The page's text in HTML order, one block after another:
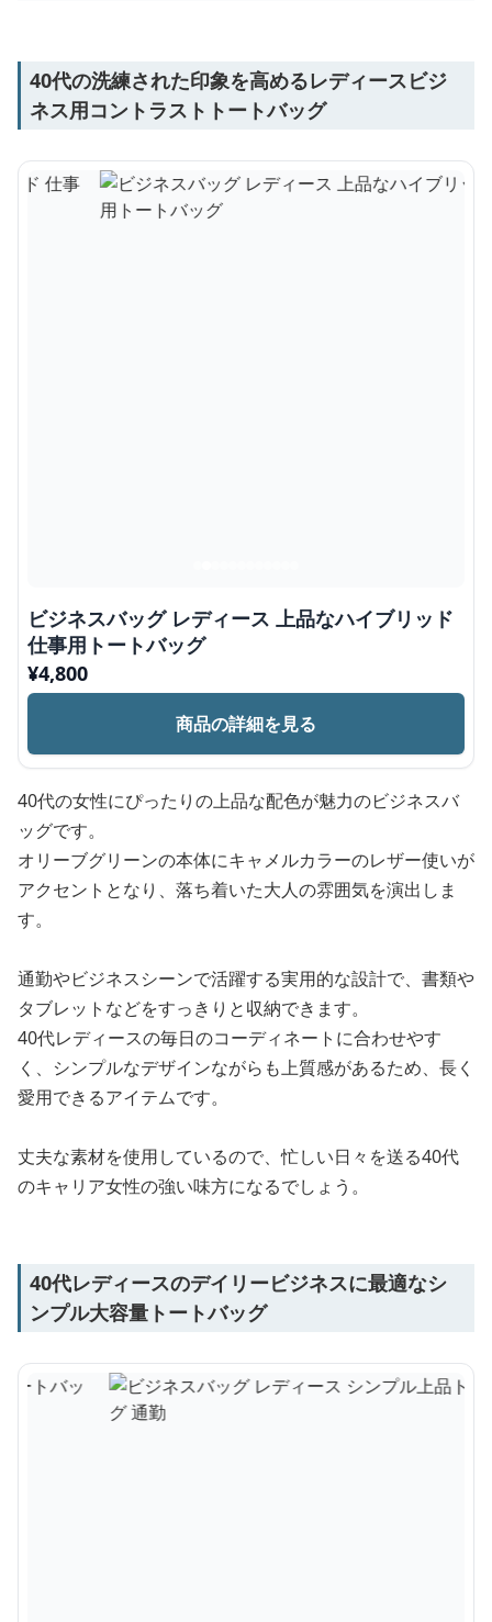
40代の洗練された印象を高めるレディースビジ
ネス用コントラストトートバッグ
ビジネスバッグ レディース 上品なハイブリッド
仕事用トートバッグ
¥4,800
商品の詳細を見る
40代の女性にぴったりの上品な配色が魅力のビジネスバ
ッグです。
オリーブグリーンの本体にキャメルカラーのレザー使いが
アクセントとなり、落ち着いた大人の雰囲気を演出しま
す。
通勤やビジネスシーンで活躍する実用的な設計で、書類や
タブレットなどをすっきりと収納できます。
40代レディースの毎日のコーディネートに合わせやす
く、シンプルなデザインながらも上質感があるため、長く
愛用できるアイテムです。
丈夫な素材を使用しているので、忙しい日々を送る40代
のキャリア女性の強い味方になるでしょう。
40代レディースのデイリービジネスに最適なシ
ンプル大容量トートバッグ